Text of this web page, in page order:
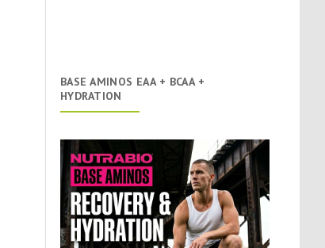
BASE AMINOS EAA + BCAA +
HYDRATION